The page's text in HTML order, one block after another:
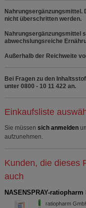
Nahrungsergänzungsmittel.
nicht überschritten werden.
Nahrungsergänzungsmittel
abwechslungsreiche
Außerhalb der Reichweite
Bei Fragen zu den
unter 0800 - 10 11 422 an.
Einkaufsliste
Sie müssen sich anmelden
aufzunehmen.
Kunden, die dieses
auch
NASENSPRAY-
ratiopharm